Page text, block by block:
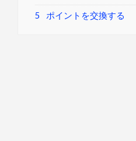
5 ポイントを交換する